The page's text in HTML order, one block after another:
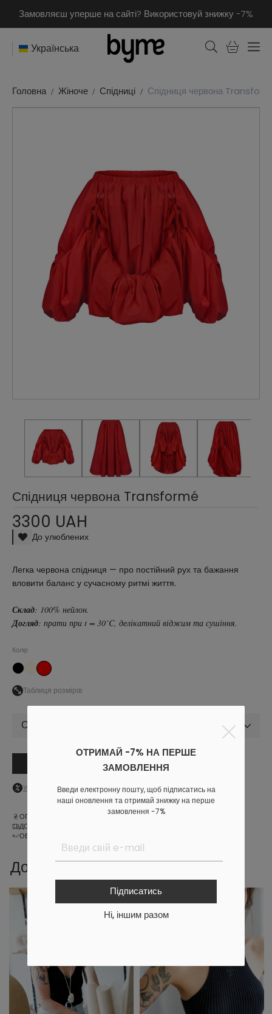
Замовляєш уперше на сайті? Використовуй знижку -7%
Українська
ОТРИМАЙ -7% НА ПЕРШЕ
ЗАМОВЛЕННЯ
Введи електронну пошту, щоб підписатись на
наші оновлення та отримай знижку на перше
замовлення -7%
Підписатись
Ні, іншим разом
Головна Жіноче Спідниці Спідниця червона
Спідниця червона Transformé
3300 UAH
До улюблених
Легка червона спідниця — про постійний рух та бажання
вловити баланс у сучасному ритмі життя.
Склад: 100% нейлон.
Догляд: прати при t = 30˚C, делікатний віджим та сушіння.
Колір
Таблиця розмірів
Обрати розмір
Увійдіть в особистий кабінет, щоб побачити персональну знижку
ОПЛАТА
ДОСТАВКА
ОБМІН ТА ПОВЕРНЕННЯ
Доповни образ